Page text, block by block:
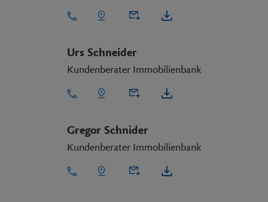
Urs Schneider
Kundenberater Immobilienbank
Gregor Schnider
Kundenberater Immobilienbank